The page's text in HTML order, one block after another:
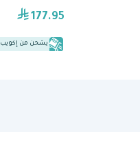
177.95
يشحن من إكويب